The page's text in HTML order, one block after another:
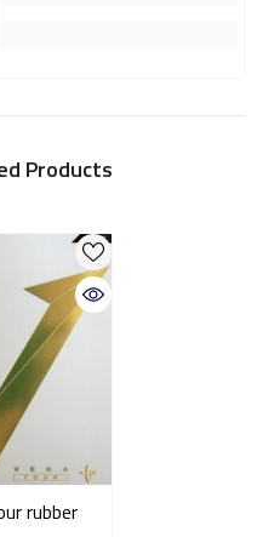
Products
rubber